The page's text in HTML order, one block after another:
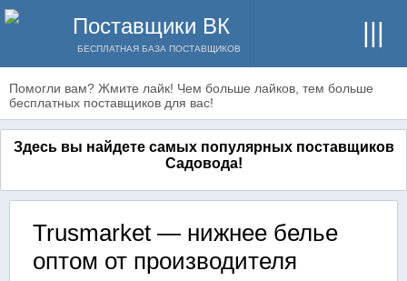
Поставщики ВК
БЕСПЛАТНАЯ БАЗА ПОСТАВЩИКОВ
Помогли вам? Жмите лайк! Чем больше лайков, тем больше
бесплатных поставщиков для вас!
Здесь вы найдете самых популярных поставщиков
Садовода!
Trusmarket — нижнее белье
оптом от производителя